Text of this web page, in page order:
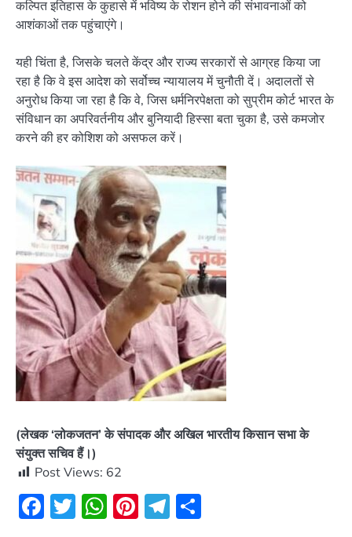
कल्पित इतिहास के कुहासे में भविष्य के रोशन होने की संभावनाओं को
आशंकाओं तक पहुंचाएंगे।
यही चिंता है, जिसके चलते केंद्र और राज्य सरकारों से आग्रह किया जा
रहा है कि वे इस आदेश को सर्वोच्च न्यायालय में चुनौती दें। अदालतों से
अनुरोध किया जा रहा है कि वे, जिस धर्मनिरपेक्षता को सुप्रीम कोर्ट भारत के
संविधान का अपरिवर्तनीय और बुनियादी हिस्सा बता चुका है, उसे कमजोर
करने की हर कोशिश को असफल करें।
(लेखक ‘लोकजतन’ के संपादक और अखिल भारतीय किसान सभा के
संयुक्त सचिव हैं।)
Post Views: 62
Facebook
Twitter
WhatsApp
Pinterest
Telegram